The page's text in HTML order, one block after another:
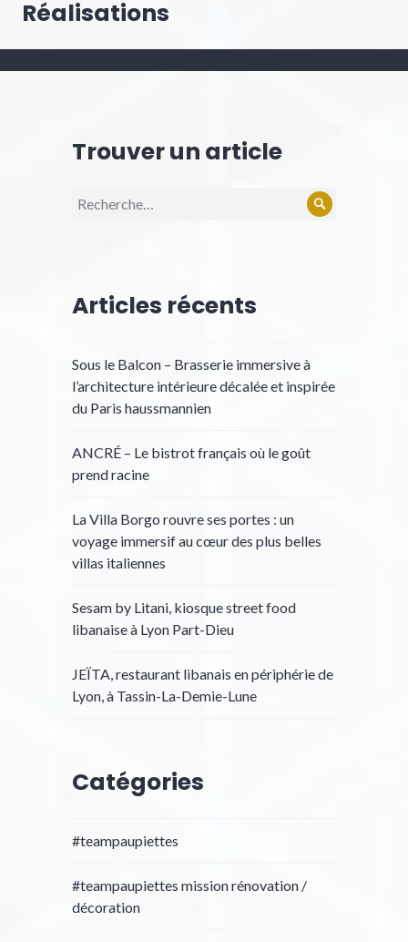
Réalisations
Trouver un article
Recherche
Rechercher
Articles récents
Sous le Balcon – Brasserie immersive à
l’architecture intérieure décalée et inspirée
du Paris haussmannien
ANCRÉ – Le bistrot français où le goût
prend racine
La Villa Borgo rouvre ses portes : un
voyage immersif au cœur des plus belles
villas italiennes
Sesam by Litani, kiosque street food
libanaise à Lyon Part-Dieu
JEÏTA, restaurant libanais en périphérie de
Lyon, à Tassin-La-Demie-Lune
Catégories
#teampaupiettes
#teampaupiettes mission rénovation /
décoration